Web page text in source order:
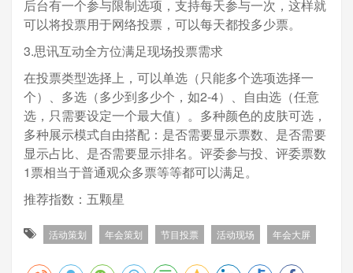
后台有一个参与限制选项，支持每天参与一次，这样就
可以将投票用于网络投票，可以每天都投多少票。
3.思讯互动全方位满足现场投票需求
在投票类型选择上，可以单选（只能多个选项选择一
个）、多选（多少到多少个，如2-4）、自由选（任意
选，只需要设定一个最大值）。多种颜色的皮肤可选，
多种展示模式自由搭配：是否需要显示票数、是否需要
显示占比、是否需要显示排名。评委参与投、评委票数
1票相当于普通观众多票等等都可以满足。
推荐指数：五颗星
活动策划 年会策划 节目投票 活动现场 年会大屏